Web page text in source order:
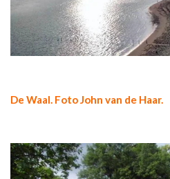
De Waal. Foto John van de Haar.